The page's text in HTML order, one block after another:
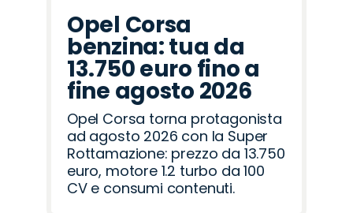
Opel Corsa
benzina: tua da
13.750 euro fino a
fine agosto 2026
Opel Corsa torna protagonista
ad agosto 2026 con la Super
Rottamazione: prezzo da 13.750
euro, motore 1.2 turbo da 100
CV e consumi contenuti.